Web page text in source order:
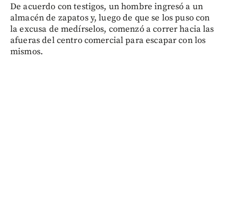
De acuerdo con testigos, un hombre ingresó a un
almacén de zapatos y, luego de que se los puso con
la excusa de medírselos, comenzó a correr hacia las
afueras del centro comercial para escapar con los
mismos.